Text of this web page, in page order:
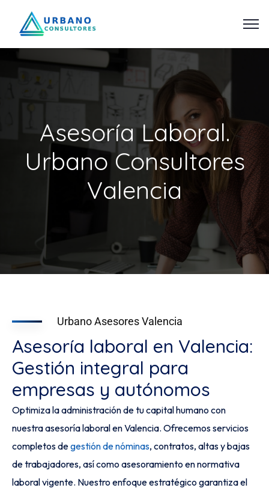
Asesoría Laboral.
Urbano Consultores
Valencia
Urbano Asesores Valencia
Asesoría laboral en Valencia:
Gestión integral para
empresas y autónomos
Optimiza la administración de tu capital humano con
nuestra asesoría laboral en Valencia. Ofrecemos servicios
completos degestión de nóminas, contratos, altas y bajas
de trabajadores, así como asesoramiento en normativa
laboral vigente. Nuestro enfoque estratégico garantiza el